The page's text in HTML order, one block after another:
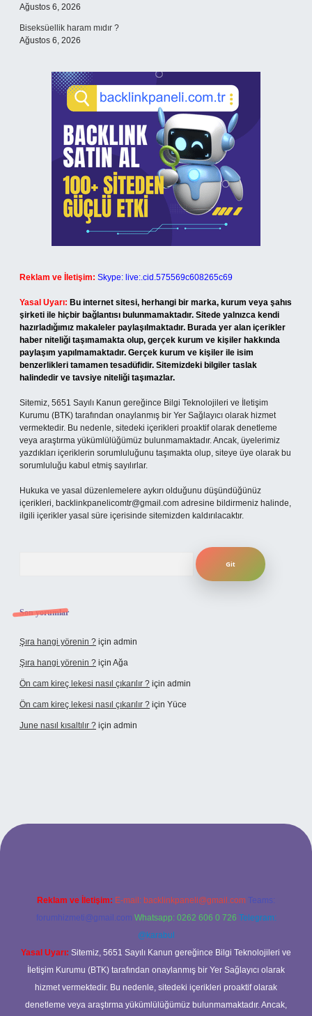
Ağustos 6, 2026
Biseksüellik haram mıdır ?
Ağustos 6, 2026
Reklam ve İletişim: Skype: live:.cid.575569c608265c69
Yasal Uyarı: Bu internet sitesi, herhangi bir marka, kurum veya şahıs
şirketi ile hiçbir bağlantısı bulunmamaktadır. Sitede yalnızca kendi
hazırladığımız makaleler paylaşılmaktadır. Burada yer alan içerikler
haber niteliği taşımamakta olup, gerçek kurum ve kişiler hakkında
paylaşım yapılmamaktadır. Gerçek kurum ve kişiler ile isim
benzerlikleri tamamen tesadüfidir. Sitemizdeki bilgiler taslak
halindedir ve tavsiye niteliği taşımazlar.
Sitemiz, 5651 Sayılı Kanun gereğince Bilgi Teknolojileri ve İletişim
Kurumu (BTK) tarafından onaylanmış bir Yer Sağlayıcı olarak hizmet
vermektedir. Bu nedenle, sitedeki içerikleri proaktif olarak denetleme
veya araştırma yükümlülüğümüz bulunmamaktadır. Ancak, üyelerimiz
yazdıkları içeriklerin sorumluluğunu taşımakta olup, siteye üye olarak bu
sorumluluğu kabul etmiş sayılırlar.
Hukuka ve yasal düzenlemelere aykırı olduğunu düşündüğünüz
içerikleri, backlinkpanelicomtr@gmail.com adresine bildirmeniz halinde,
ilgili içerikler yasal süre içerisinde sitemizden kaldırılacaktır.
Son yorumlar
Şıra hangi yörenin ? için admin
Şıra hangi yörenin ? için Ağa
Ön cam kireç lekesi nasıl çıkarılır ? için admin
Ön cam kireç lekesi nasıl çıkarılır ? için Yüce
June nasıl kısaltılır ? için admin
giriş
Reklam ve İletişim: E-mail: backlinkpaneli@gmail.com Teams:
forumhizmeti@gmail.com Whatsapp: 0262 606 0 726 Telegram:
@karabul
Yasal Uyarı: Sitemiz, 5651 Sayılı Kanun gereğince Bilgi Teknolojileri ve
İletişim Kurumu (BTK) tarafından onaylanmış bir Yer Sağlayıcı olarak
hizmet vermektedir. Bu nedenle, sitedeki içerikleri proaktif olarak
denetleme veya araştırma yükümlülüğümüz bulunmamaktadır. Ancak,